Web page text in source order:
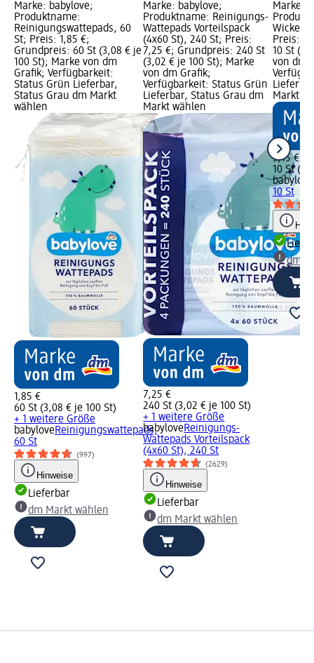
Marke: babylove;
Produktname:
Reinigungswattepads, 60
St; Preis: 1,85 €;
Grundpreis: 60 St (3,08 € je
100 St); Marke von dm
Grafik; Verfügbarkeit:
Status Grün Lieferbar,
Status Grau dm Markt
wählen
1,85 €
60 St (3,08 € je 100 St)
+ 1 weitere Größe
babyloveReinigungswattepads,
60 St
(997)
Hinweise
Lieferbar
dm Markt wählen
Marke: babylove;
Produktname: Reinigungs-
Wattepads Vorteilspack
(4x60 St), 240 St; Preis:
7,25 €; Grundpreis: 240 St
(3,02 € je 100 St); Marke
von dm Grafik;
Verfügbarkeit: Status Grün
Lieferbar, Status Grau dm
Markt wählen
7,25 €
240 St (3,02 € je 100 St)
+ 1 weitere Größe
babyloveReinigungs-
Wattepads Vorteilspack
(4x60 St), 240 St
(2629)
Hinweise
Lieferbar
dm Markt wählen
Marke:
Preis:
10 St
von dm
Markt
3,15 €
10 St
babylove
10 St
dm